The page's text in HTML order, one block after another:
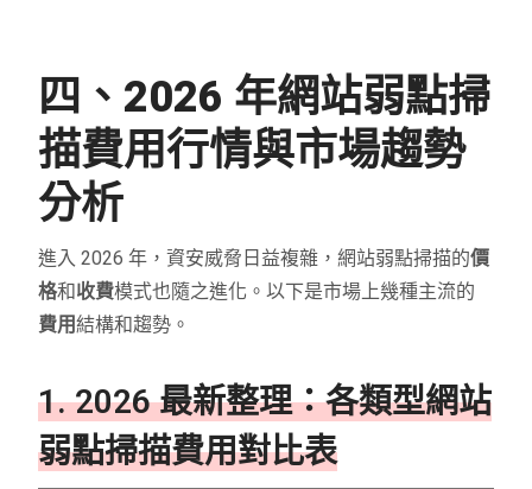
四、2026 年網站弱點掃
描費用行情與市場趨勢
分析
進入 2026 年，資安威脅日益複雜，網站弱點掃描的價
格和收費模式也隨之進化。以下是市場上幾種主流的
費用結構和趨勢。
1. 2026 最新整理：各類型網站
弱點掃描費用對比表